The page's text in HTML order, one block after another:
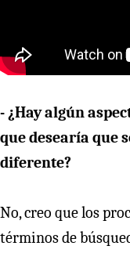
- ¿Hay algún
que desearía que
diferente?
No, creo que los
términos de